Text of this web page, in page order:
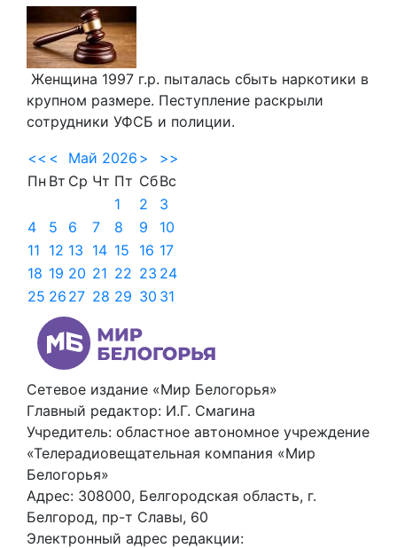
Женщина 1997 г.р. пыталась сбыть наркотики в
крупном размере. Пеступление раскрыли
сотрудники УФСБ и полиции.
<< < Май 2026 >
>>
Пн Вт Ср Чт Пт СбВс
1
2
3
4
5 6 7 8 9
10
11 12 13 14 15 16 17
18 19 20 21 22 23 24
25 26 27 28 29 30 31
Сетевое издание «Мир Белогорья»
Главный редактор: И.Г. Смагина
Учредитель: областное автономное учреждение
«Телерадиовещательная компания «Мир
Белогорья»
Адрес: 308000, Белгородская область, г.
Белгород, пр-т Славы, 60
Электронный адрес редакции: